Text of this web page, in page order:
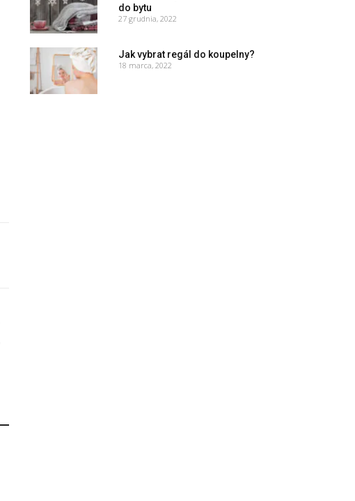
do bytu
27 grudnia, 2022
Jak vybrat regál do koupelny?
18 marca, 2022